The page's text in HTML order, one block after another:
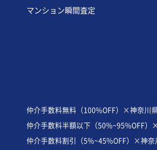
マンション瞬間査定
仲介手数料無料（100%OFF）×神奈川
仲介手数料半額以下（50%~95%OFF
仲介手数料割引（5%~45%OFF）×神